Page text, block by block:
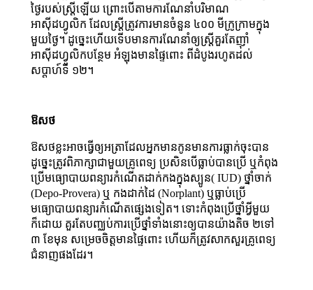
ថ្ងៃរបស់ស្ត្រីឡើយ ព្រោះបើតាមការណែនាំបរិមាណ
អាស៊ីដហ្វូលិក ដែលស្ត្រីត្រូវការមានចំនួន ៤០០ មីក្រូក្រាមក្នុង
មួយថ្ងៃ។ ដូច្នេះហើយទើបមានការណែនាំឲ្យស្ត្រីគួរតែញ៉ាំ
អាស៊ីដហ្វូលិកបន្ថែម អំឡុងមានផ្ទៃពោះ ពីដំបូងរហូតដល់
សប្ដាហ៍ទី ១២។
ឱសថ
ឱសថខ្លះអាចធ្វើឲ្យអត្រាដែលអ្នកមានកូនមានការធ្លាក់ចុះបាន
ដូច្នេះត្រូវពិភាក្សាជាមួយគ្រូពេទ្យ ប្រសិនបើធ្លាប់បានប្រើ ឬកំពុង
ប្រើមធ្យោបាយពន្យារកំណើតដាក់កងក្នុងស្បូន( IUD) ថ្នាំចាក់
(Depo-Provera) ឬ កងដាក់ដៃ (Norplant) ឬធ្លាប់ប្រើ
មធ្យោបាយពន្យារកំណើតផ្សេងទៀត។ ទោះកំពុងប្រើថ្នាំអ្វីមួយ
ក៏ដោយ គួរតែបញ្ឈប់ការប្រើថ្នាំទាំងនោះឲ្យបានយ៉ាងតិច ២ទៅ
៣ ខែមុន សម្រេចចិត្តមានផ្ទៃពោះ ហើយក៏ត្រូវសាកសួរគ្រូពេទ្យ
ជំនាញផងដែរ។